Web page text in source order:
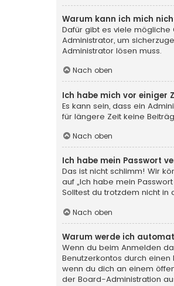
Warum kann ich mich
Dafür gibt es viele mögliche
Administrator, um
Administrator lösen muss.
Nach oben
Ich habe mich vor einiger
Es kann sein, dass ein
für längere Zeit keine
Nach oben
Ich habe mein Passwort
Das ist nicht schlimm! Wir
auf „Ich habe mein
Solltest du trotzdem nicht in
Nach oben
Warum werde ich
Wenn du beim Anmelden
Benutzerkontos durch
wenn du dich an einem
der Board-Administration